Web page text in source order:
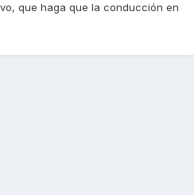
que haga que la conducción en